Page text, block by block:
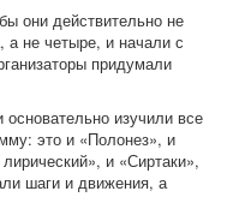
они действительно не
а не четыре, и начали с
придумали
изучили все
это и «Полонез», и
и «Сиртаки»,
шаги и движения, а